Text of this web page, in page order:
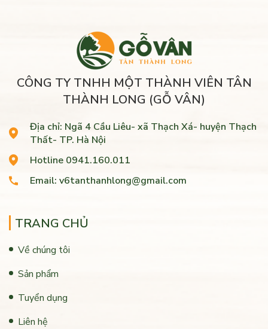
CÔNG TY TNHH MỘT THÀNH VIÊN TÂN
THÀNH LONG (GỖ VÂN)
Địa chỉ: Ngã 4 Cầu Liêu- xã Thạch Xá- huyện Thạch
Thất- TP. Hà Nội
Hotline 0941.160.011
Email: v6tanthanhlong@gmail.com
TRANG CHỦ
Về chúng tôi
Sản phẩm
Tuyển dụng
Liên hệ